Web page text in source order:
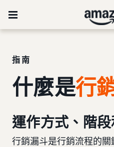
指南
什麼是行
運作方式、階
行銷漏斗是行銷流程的